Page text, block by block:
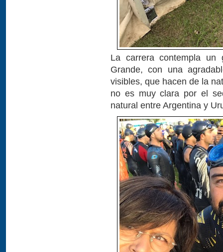
La carrera contempla
Grande, con una
visibles, que hacen de la
no es muy clara por el
natural entre Argentina y